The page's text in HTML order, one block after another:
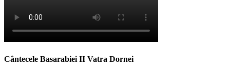
Cântecele Basarabiei II Vatra Dornei